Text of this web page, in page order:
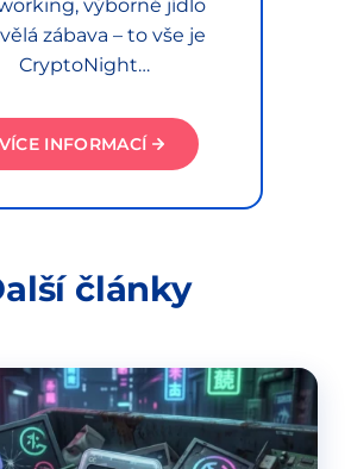
výborné jídlo
zábava – to vše je
CryptoNight…
VÍCE INFORMACÍ
články